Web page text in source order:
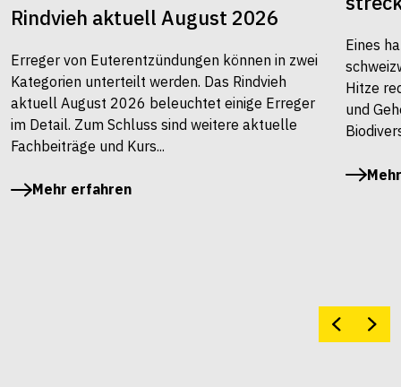
Rindvieh aktuell August 2026
Erreger von Euterentzündungen können in zwei
Kategorien unterteilt werden. Das Rindvieh
aktuell August 2026 beleuchtet einige Erreger
im Detail. Zum Schluss sind weitere aktuelle
Fachbeiträge und Kurs...
Mehr erfahren
Eines
Hitze
und